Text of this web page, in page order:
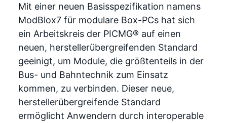
Mit einer neuen Basisspezifikation namens
ModBlox7 für modulare Box-PCs hat sich
ein Arbeitskreis der PICMG® auf einen
neuen, herstellerübergreifenden Standard
geeinigt, um Module, die größtenteils in der
Bus- und Bahntechnik zum Einsatz
kommen, zu verbinden. Dieser neue,
herstellerübergreifende Standard
ermöglicht Anwendern durch interoperable